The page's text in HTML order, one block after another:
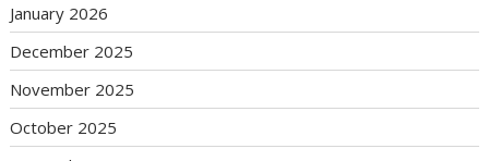
January 2026
December 2025
November 2025
October 2025